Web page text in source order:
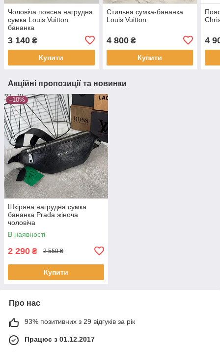
Чоловіча поясна нагрудна
сумка Louis Vuitton
бананка
3 140 ₴
Купити
Стильна сумка-бананка
Louis Vuitton
4 800₴
Купити
4
Акційні пропозиції та новинки
–10%
Шкіряна нагрудна сумка
бананка Prada жіноча
чоловіча
В наявності
2 290 ₴ 2 550 ₴
Купити
Про нас
93% позитивних з 29 відгуків за рік
Працює з 01.12.2017